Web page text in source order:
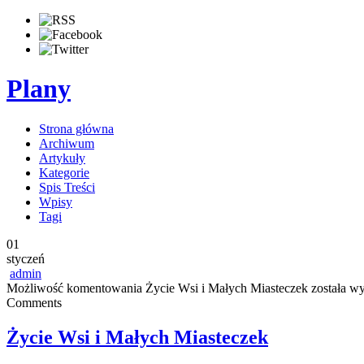
Plany
Strona główna
Archiwum
Artykuły
Kategorie
Spis Treści
Wpisy
Tagi
01
styczeń
admin
Możliwość komentowania Życie Wsi i Małych Miasteczek została
Comments
Życie Wsi i Małych Miasteczek